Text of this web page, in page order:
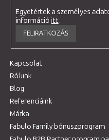
Egyetértek a személyes
információitt.
FELIRATKOZÁS
Kapcsolat
Rólunk
Blog
Referenciáink
Márka
Fabulo Family bónuszprogram